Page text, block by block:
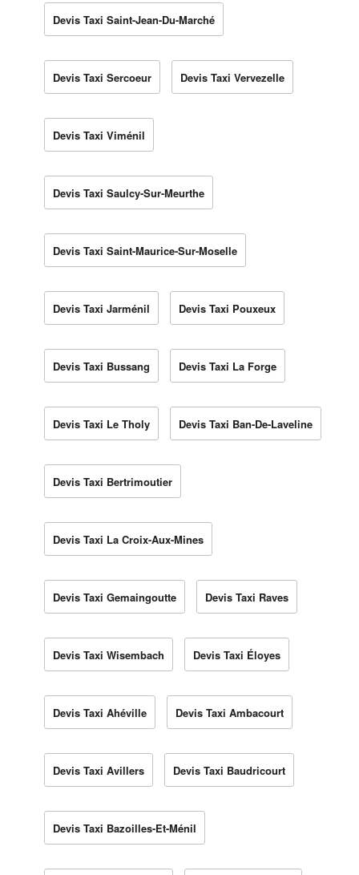
Devis Taxi Saint-Jean-Du-Marché
Devis Taxi Sercoeur Devis Taxi Vervezelle
Devis Taxi Viménil
Devis Taxi Saulcy-Sur-Meurthe
Devis Taxi Saint-Maurice-Sur-Moselle
Devis Taxi Jarménil Devis Taxi Pouxeux
Devis Taxi Bussang Devis Taxi La Forge
Devis Taxi Le Tholy Devis Taxi Ban-De-Laveline
Devis Taxi Bertrimoutier
Devis Taxi La Croix-Aux-Mines
Devis Taxi Gemaingoutte Devis Taxi Raves
Devis Taxi Wisembach Devis Taxi Éloyes
Devis Taxi Ahéville Devis Taxi Ambacourt
Devis Taxi Avillers Devis Taxi Baudricourt
Devis Taxi Bazoilles-Et-Ménil